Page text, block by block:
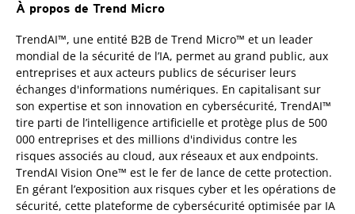
À propos de Trend Micro
TrendAI™, une entité B2B de Trend Micro™ et un leader
mondial de la sécurité de l’IA, permet au grand public, aux
entreprises et aux acteurs publics de sécuriser leurs
échanges d'informations numériques. En capitalisant sur
son expertise et son innovation en cybersécurité, TrendAI™
tire parti de l’intelligence artificielle et protège plus de 500
000 entreprises et des millions d'individus contre les
risques associés au cloud, aux réseaux et aux endpoints.
TrendAI Vision One™ est le fer de lance de cette protection.
En gérant l’exposition aux risques cyber et les opérations de
sécurité, cette plateforme de cybersécurité optimisée par IA